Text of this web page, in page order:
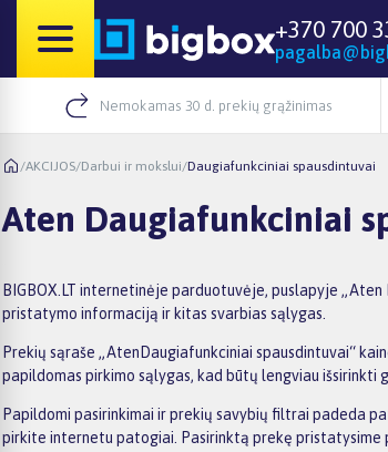
+370 700
Nemokamas 30 d. prekių grąžinimas
/AKCIJOS/Darbui ir mokslui/Daugiafunkciniai spausdintuvai
Aten Daugiafunkciniai
BIGBOX.LT internetinėje parduotuvėje, puslapyje
pristatymo informaciją ir kitas svarbias sąlygas.
Prekių sąraše „AtenDaugiafunkciniai spausdintuvai“
papildomas pirkimo sąlygas, kad būtų lengviau išsirinkti
Papildomi pasirinkimai ir prekių savybių filtrai padeda
pirkite internetu patogiai. Pasirinktą prekę pristatysime